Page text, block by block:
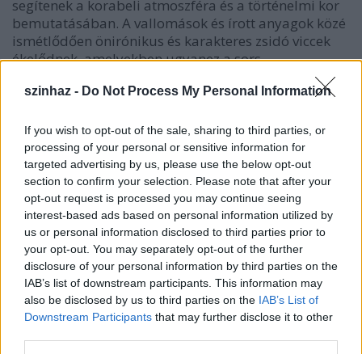
szinhaz - Do Not Process My Personal Information
If you wish to opt-out of the sale, sharing to third parties, or
processing of your personal or sensitive information for
targeted advertising by us, please use the below opt-out
section to confirm your selection. Please note that after your
opt-out request is processed you may continue seeing
interest-based ads based on personal information utilized by
us or personal information disclosed to third parties prior to
your opt-out. You may separately opt-out of the further
disclosure of your personal information by third parties on the
IAB’s list of downstream participants. This information may
also be disclosed by us to third parties on the IAB’s List of
Downstream Participants that may further disclose it to other
segítenek a korabeli atmoszféra és a történelmi kor
bemutatásában. A vallomások és írott anyagok közé
ismétlődően önirónikus és karakteres zsidó viccek
ékelődnek, amelyekben ugyanez a sors
tragikus történelmi hátteret is - mint minden igazi